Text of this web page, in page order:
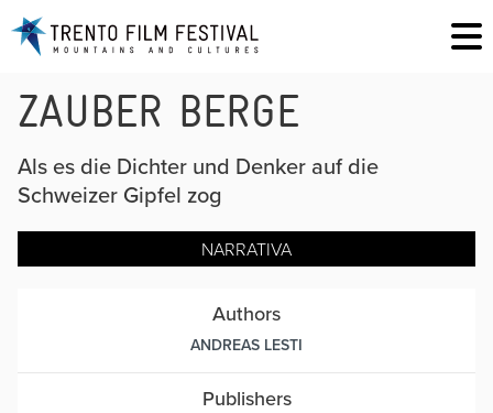
ZAUBER BERGE
Als es die Dichter und Denker auf die
Schweizer Gipfel zog
NARRATIVA
Authors
ANDREAS LESTI
Publishers